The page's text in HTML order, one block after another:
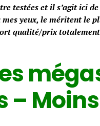
testées et il s’agit ici
yeux, le méritent le
qualité/prix
–